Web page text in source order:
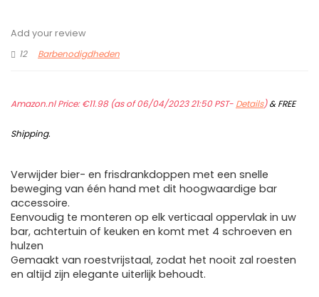
Add your review
12
Barbenodigdheden
Amazon.nl Price:€11.98(as of 06/04/2023 21:50 PST- Details)&FREE
Shipping.
Verwijder bier- en frisdrankdoppen met een snelle
beweging van één hand met dit hoogwaardige bar
accessoire.
Eenvoudig te monteren op elk verticaal oppervlak in uw
bar, achtertuin of keuken en komt met 4 schroeven en
hulzen
Gemaakt van roestvrijstaal, zodat het nooit zal roesten
en altijd zijn elegante uiterlijk behoudt.